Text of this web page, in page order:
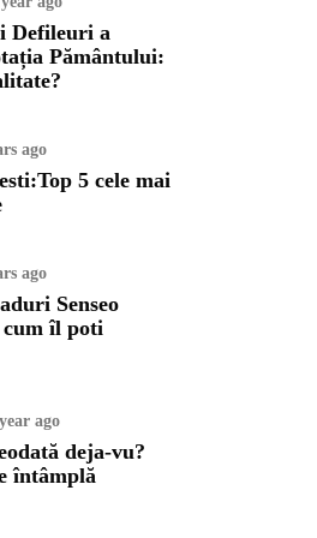
Defileuri a
Pământului:
ago
5 cele mai
ago
Senseo
îl poti
ago
deja-vu?
întâmplă